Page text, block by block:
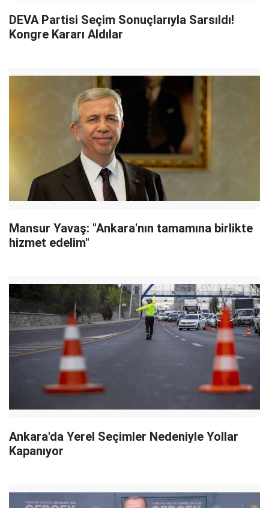
DEVA Partisi Seçim Sonuçlarıyla Sarsıldı!
Kongre Kararı Aldılar
Mansur Yavaş: "Ankara'nın tamamına birlikte
hizmet edelim"
Ankara'da Yerel Seçimler Nedeniyle Yollar
Kapanıyor